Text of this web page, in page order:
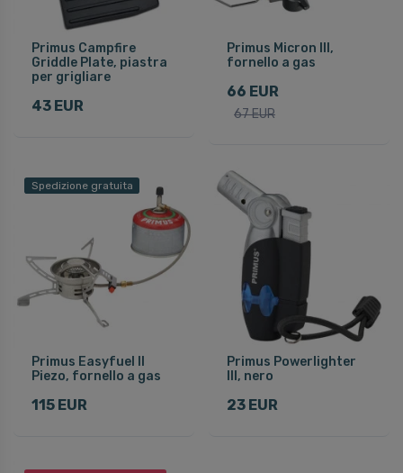
Primus Campfire
Griddle Plate, piastra
per grigliare
43 EUR
Primus Micron III,
fornello a gas
66 EUR
67 EUR
Spedizione gratuita
Primus Easyfuel II
Piezo, fornello a gas
115 EUR
Primus Powerlighter
III, nero
23 EUR